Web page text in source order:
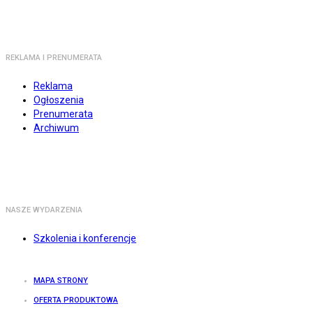
REKLAMA I PRENUMERATA
Reklama
Ogłoszenia
Prenumerata
Archiwum
NASZE WYDARZENIA
Szkolenia i konferencje
MAPA STRONY
OFERTA PRODUKTOWA